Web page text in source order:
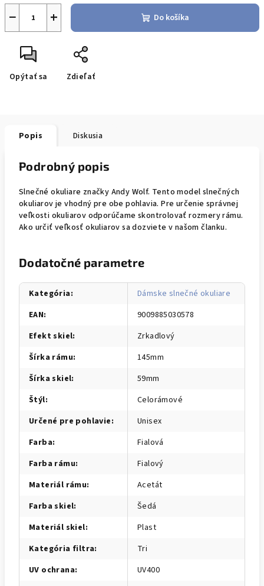
+
− Do košíka
Opýtať sa Zdieľať
Popis Diskusia
Podrobný popis
Slnečné okuliare značky Andy Wolf. Tento model slnečných
okuliarov je vhodný pre obe pohlavia. Pre určenie správnej
veľkosti okuliarov odporúčame skontrolovať rozmery rámu.
Ako určiť veľkosť okuliarov sa dozviete v našom članku.
Dodatočné parametre
Kategória:
Dámske slnečné okuliare
EAN:
9009885030578
Efekt skiel:
Zrkadlový
Šírka rámu:
145mm
Šírka skiel:
59mm
Štýl:
Celorámové
Určené pre pohlavie:
Unisex
Farba:
Fialová
Farba rámu:
Fialový
Materiál rámu:
Acetát
Farba skiel:
Šedá
Materiál skiel:
Plast
Kategória filtra:
Tri
UV ochrana:
UV400